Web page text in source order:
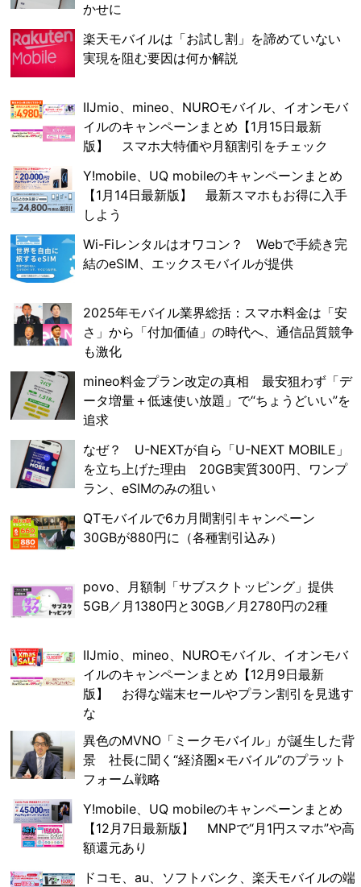
かせに
楽天モバイルは「お試し割」を諦めていない
実現を阻む要因は何か解説
IIJmio、mineo、NUROモバイル、イオンモバ
イルのキャンペーンまとめ【1月15日最新
版】 スマホ大特価や月額割引をチェック
Y!mobile、UQ mobileのキャンペーンまとめ
【1月14日最新版】 最新スマホもお得に入手
しよう
Wi-Fiレンタルはオワコン？ Webで手続き完
結のeSIM、エックスモバイルが提供
2025年モバイル業界総括：スマホ料金は「安
さ」から「付加価値」の時代へ、通信品質競争
も激化
mineo料金プラン改定の真相 最安狙わず「デ
ータ増量＋低速使い放題」で“ちょうどいい”を
追求
なぜ？ U-NEXTが自ら「U-NEXT MOBILE」
を立ち上げた理由 20GB実質300円、ワンプ
ラン、eSIMのみの狙い
QTモバイルで6カ月間割引キャンペーン
30GBが880円に（各種割引込み）
povo、月額制「サブスクトッピング」提供
5GB／月1380円と30GB／月2780円の2種
IIJmio、mineo、NUROモバイル、イオンモバ
イルのキャンペーンまとめ【12月9日最新
版】 お得な端末セールやプラン割引を見逃す
な
異色のMVNO「ミークモバイル」が誕生した背
景 社長に聞く“経済圏×モバイル”のプラット
フォーム戦略
Y!mobile、UQ mobileのキャンペーンまとめ
【12月7日最新版】 MNPで“月1円スマホ”や高
額還元あり
ドコモ、au、ソフトバンク、楽天モバイルの端